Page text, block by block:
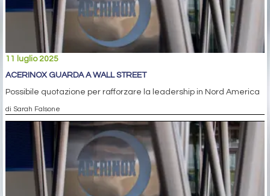
11 luglio 2025
ACERINOX GUARDA A WALL STREET
Possibile quotazione per rafforzare la leadership in Nord America
di Sarah Falsone